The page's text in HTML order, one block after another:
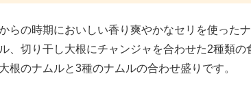
らの時期においしい香り爽やかなセリを使った
、切り干し大根にチャンジャを合わせた2種類
根のナムルと3種のナムルの合わせ盛りです。